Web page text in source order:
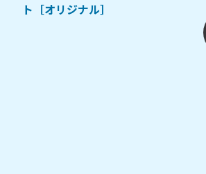
ト［オリジナル］